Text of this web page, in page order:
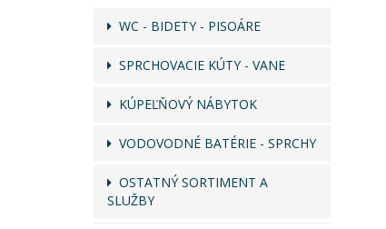
WC - BIDETY - PISOÁRE
SPRCHOVACIE KÚTY - VANE
KÚPEĽŇOVÝ NÁBYTOK
VODOVODNÉ BATÉRIE - SPRCHY
OSTATNÝ SORTIMENT A
SLUŽBY